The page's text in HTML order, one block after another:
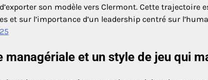
son modèle vers Clermont. Cette trajectoire
et sur l’importance d’un leadership centré sur
managériale et un style de jeu qui